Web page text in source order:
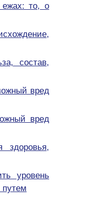
то, о
состав,
вред
вред
здоровья,
уровень
путем